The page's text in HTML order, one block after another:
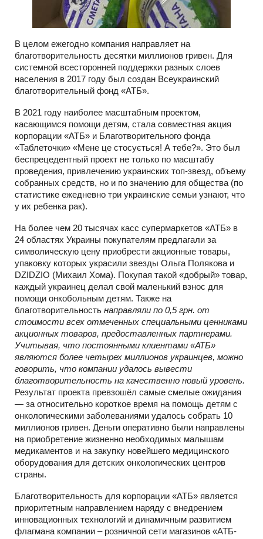
В целом ежегодно компания направляет на
благотворительность десятки миллионов гривен. Для
системной всесторонней поддержки разных слоев
населения в 2017 году был создан Всеукраинский
благотворительный фонд «АТБ».
В 2021 году наиболее масштабным проектом,
касающимся помощи детям, стала совместная акция
корпорации «АТБ» и Благотворительного фонда
«Таблеточки» «Мене це стосується! А тебе?». Это был
беспрецедентный проект не только по масштабу
проведения, привлечению украинских топ-звезд, объему
собранных средств, но и по значению для общества (по
статистике ежедневно три украинские семьи узнают, что
у их ребенка рак).
На более чем 20 тысячах касс супермаркетов «АТБ» в
24 областях Украины покупателям предлагали за
символическую цену приобрести акционные товары,
упаковку которых украсили звезды Ольга Полякова и
DZIDZIO (Михаил Хома). Покупая такой «добрый» товар,
каждый украинец делал свой маленький взнос для
помощи онкобольным детям. Также на
благотворительность направляли по 0,5 грн. от
стоимости всех отмеченных специальными ценниками
акционных товаров, предоставленных партнерами.
Учитывая, что постоянными клиентами «АТБ»
являются более четырех миллионов украинцев, можно
говорить, что компании удалось вывести
благотворительность на качественно новый уровень.
Результат проекта превзошёл самые смелые ожидания
— за относительно короткое время на помощь детям с
онкологическими заболеваниями удалось собрать 10
миллионов гривен. Деньги оперативно были направлены
на приобретение жизненно необходимых малышам
медикаментов и на закупку новейшего медицинского
оборудования для детских онкологических центров
страны.
Благотворительность для корпорации «АТБ» является
приоритетным направлением наряду с внедрением
инновационных технологий и динамичным развитием
флагмана компании – розничной сети магазинов «АТБ-